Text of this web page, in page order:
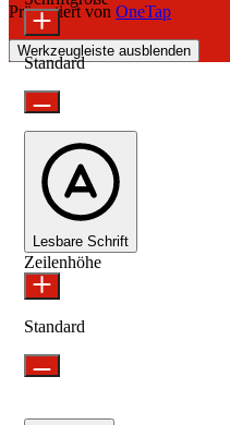
Präsentiert von OneTap
Werkzeugleiste ausblenden
Standard
Lesbare Schrift
Zeilenhöhe
Standard